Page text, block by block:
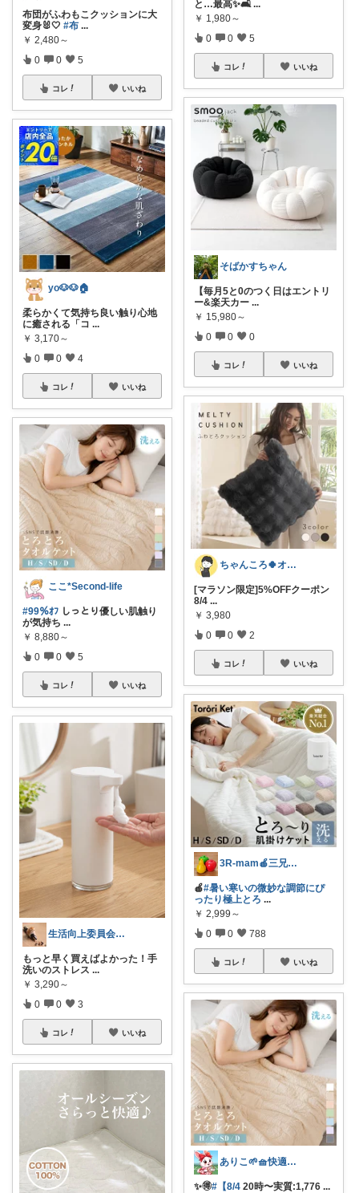
布団がふわもこクッションに大
変身🐰🤍 #布 ...
￥ 2,480～
0 0 5
コレ いいね
yo🐶🐶🏠
柔らかくて気持ち良い触り心地
に癒される「コ ...
￥ 3,170～
0 0 4
コレ いいね
ここ*Second-life
#99％ｵﾌ しっとり優しい肌触り
が気持ち ...
￥ 8,880～
0 0 5
コレ いいね
生活向上委員会会長さっちゃん
もっと早く買えばよかった！手
洗いのストレス ...
￥ 3,290～
0 0 3
コレ いいね
と…最高✨🛋️ ...
￥ 1,980～
0 0 5
コレ いいね
そばかすちゃん
【毎月5と0のつく日はエントリ
ー&楽天カー ...
￥ 15,980～
0 0 0
コレ いいね
ちゃんころ🍀オリ写/インテリア/キッズ
[マラソン限定]5%OFFクーポン
8/4 ...
￥ 3,980
0 0 2
コレ いいね
3R-mam🍎三兄弟母
🍎#暑い寒いの微妙な調節にぴ
ったり極上とろ ...
￥ 2,999～
0 0 788
コレ いいね
ありこ🌱🧺快適な暮らし雑貨🌻
✨️🉐#【8/4 20時〜実質:1,776 ...